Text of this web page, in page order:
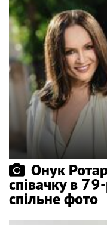
Онук
співачку в
спільне фото